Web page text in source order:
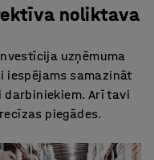
noliktava
uzņēmuma
iespējams samazināt
darbiniekiem. Arī tavi
piegādes.